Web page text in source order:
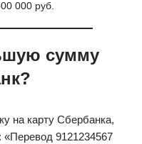
000 руб.
сумму
на карту Сбербанка,
«Перевод 9121234567